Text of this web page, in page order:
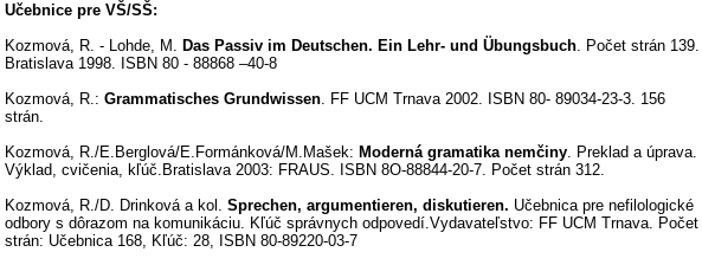
Učebnice pre VŠ/SŠ:
Kozmová, R. - Lohde, M. Das Passiv im Deutschen. Ein Lehr- und Übungsbuch. Počet strán 139.
Bratislava 1998. ISBN 80 - 88868 –40-8
Kozmová, R.: Grammatisches Grundwissen. FF UCM Trnava 2002. ISBN 80- 89034-23-3. 156
strán.
Kozmová, R./E.Berglová/E.Formánková/M.Mašek: Moderná gramatika nemčiny. Preklad a úprava.
Výklad, cvičenia, kľúč.Bratislava 2003: FRAUS. ISBN 8O-88844-20-7. Počet strán 312.
Kozmová, R./D. Drinková a kol. Sprechen, argumentieren, diskutieren. Učebnica pre nefilologické
odbory s dôrazom na komunikáciu. Kľúč správnych odpovedí.Vydavateľstvo: FF UCM Trnava. Počet
strán: Učebnica 168, Kľúč: 28, ISBN 80-89220-03-7